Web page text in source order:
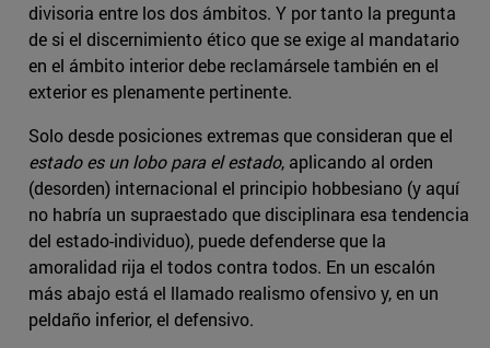
divisoria entre los dos ámbitos. Y por tanto la pregunta
de si el discernimiento ético que se exige al mandatario
en el ámbito interior debe reclamársele también en el
exterior es plenamente pertinente.
Solo desde posiciones extremas que consideran que el
estado es un lobo para el estado, aplicando al orden
(desorden) internacional el principio hobbesiano (y aquí
no habría un supraestado que disciplinara esa tendencia
del estado-individuo), puede defenderse que la
amoralidad rija el todos contra todos. En un escalón
más abajo está el llamado realismo ofensivo y, en un
peldaño inferior, el defensivo.